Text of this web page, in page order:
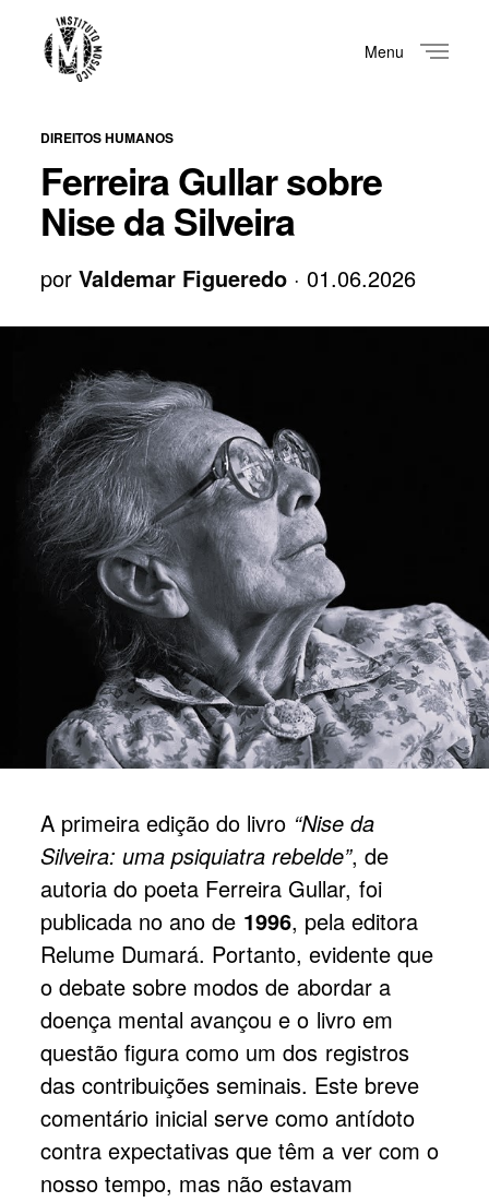
Menu
DIREITOS HUMANOS
Ferreira Gullar sobre
Nise da Silveira
porValdemar Figueredo · 01.06.2026
A primeira edição do livro “Nise da
Silveira: uma psiquiatra rebelde”, de
autoria do poeta Ferreira Gullar, foi
publicada no ano de 1996, pela editora
Relume Dumará. Portanto, evidente que
o debate sobre modos de abordar a
doença mental avançou e o livro em
questão figura como um dos registros
das contribuições seminais. Este breve
comentário inicial serve como antídoto
contra expectativas que têm a ver com o
nosso tempo, mas não estavam